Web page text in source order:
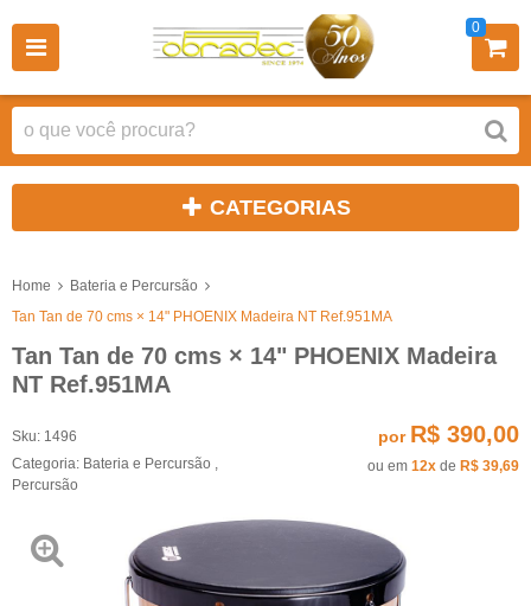
0
CATEGORIAS
Home
Bateria e Percursão
Tan Tan de 70 cms × 14" PHOENIX Madeira NT Ref.951MA
Tan Tan de 70 cms × 14" PHOENIX Madeira
NT Ref.951MA
Sku: 1496
Categoria: Bateria e Percursão
Percursão
por R$ 390,00
ou em 12x de R$ 39,69